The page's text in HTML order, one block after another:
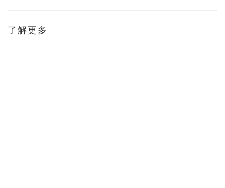
了解更多